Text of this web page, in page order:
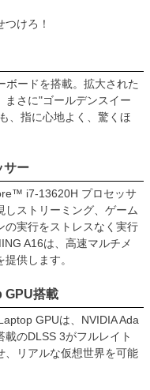
けろ！
ボードを搭載。拡大された
まさに"ゴールデンスイー
、指に心地よく、驚くほ
サー
i7-13620H プロセッサ
しストリーミング、ゲーム
の実行をストレスなく実行
A16は、高速マルチメ
供します。
GPU搭載
GPUは、NVIDIA Ada
のDLSS 3がフルレイト
、リアルな仮想世界を可能